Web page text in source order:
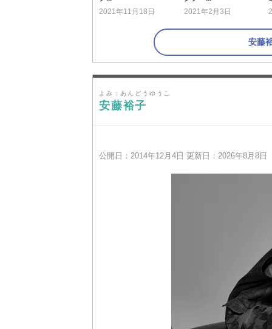
2021年11月18日
2021年2月3日
安藤
よみ：あんどうゆうこ
安藤裕子
公開日：2014年12月4日 更新日：2026年8月8日